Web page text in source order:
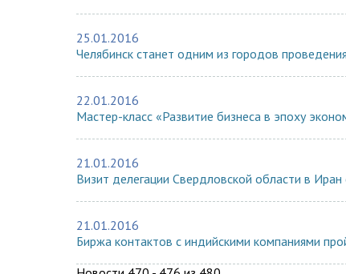
25.01.2016
Челябинск станет одним из городов
22.01.2016
Мастер-класс «Развитие бизнеса в эпоху
21.01.2016
Визит делегации Свердловской области в Иран
21.01.2016
Биржа контактов с индийскими компаниями